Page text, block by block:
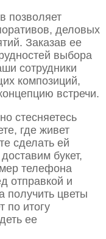
позволяет
деловых
Заказав ее
выбора
сотрудники
композиций,
встречи.
стесняетесь
где живет
сделать ей
букет,
телефона
отправкой и
получить цветы
по итогу
ее